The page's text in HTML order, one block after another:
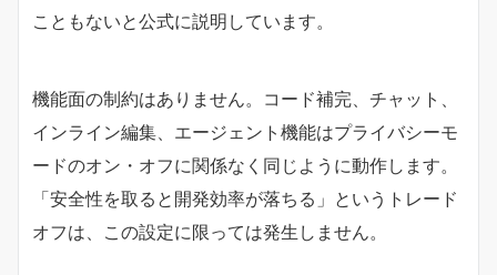
こともないと公式に説明しています。
機能面の制約はありません。コード補完、チャット、
インライン編集、エージェント機能はプライバシーモ
ードのオン・オフに関係なく同じように動作します。
「安全性を取ると開発効率が落ちる」というトレード
オフは、この設定に限っては発生しません。